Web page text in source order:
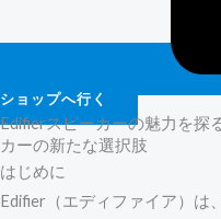
ショップへ行く
Edifierスピーカーの魅力を探
カーの新たな選択肢
はじめに
Edifier（エディファイア）は